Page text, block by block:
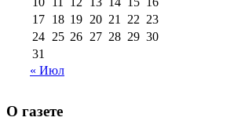
17 18 19 20 21 22 23
24 25 26 27 28 29 30
31
« Июл
О газете